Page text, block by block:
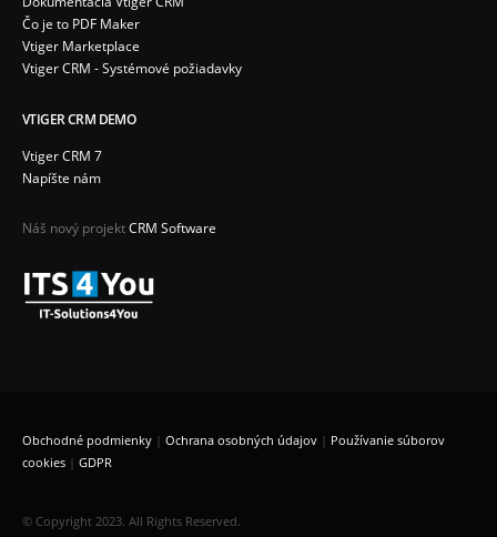
Čo je to PDF Maker
Vtiger Marketplace
Vtiger CRM - Systémové požiadavky
VTIGER CRM DEMO
Vtiger CRM 7
Napíšte nám
Náš nový projektCRM Software
Obchodné podmienky | Ochrana osobných údajov | Používanie súborov
cookies | GDPR
© Copyright 2023. All Rights Reserved.